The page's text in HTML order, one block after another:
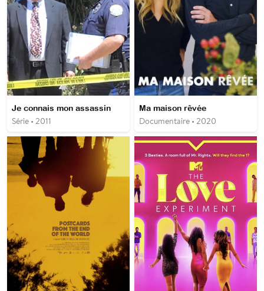
Je connais mon assassin
Série • 2011
Ma maison rêvée
Documentaire • 2020